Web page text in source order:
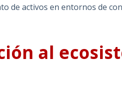
de activos en entornos de
al